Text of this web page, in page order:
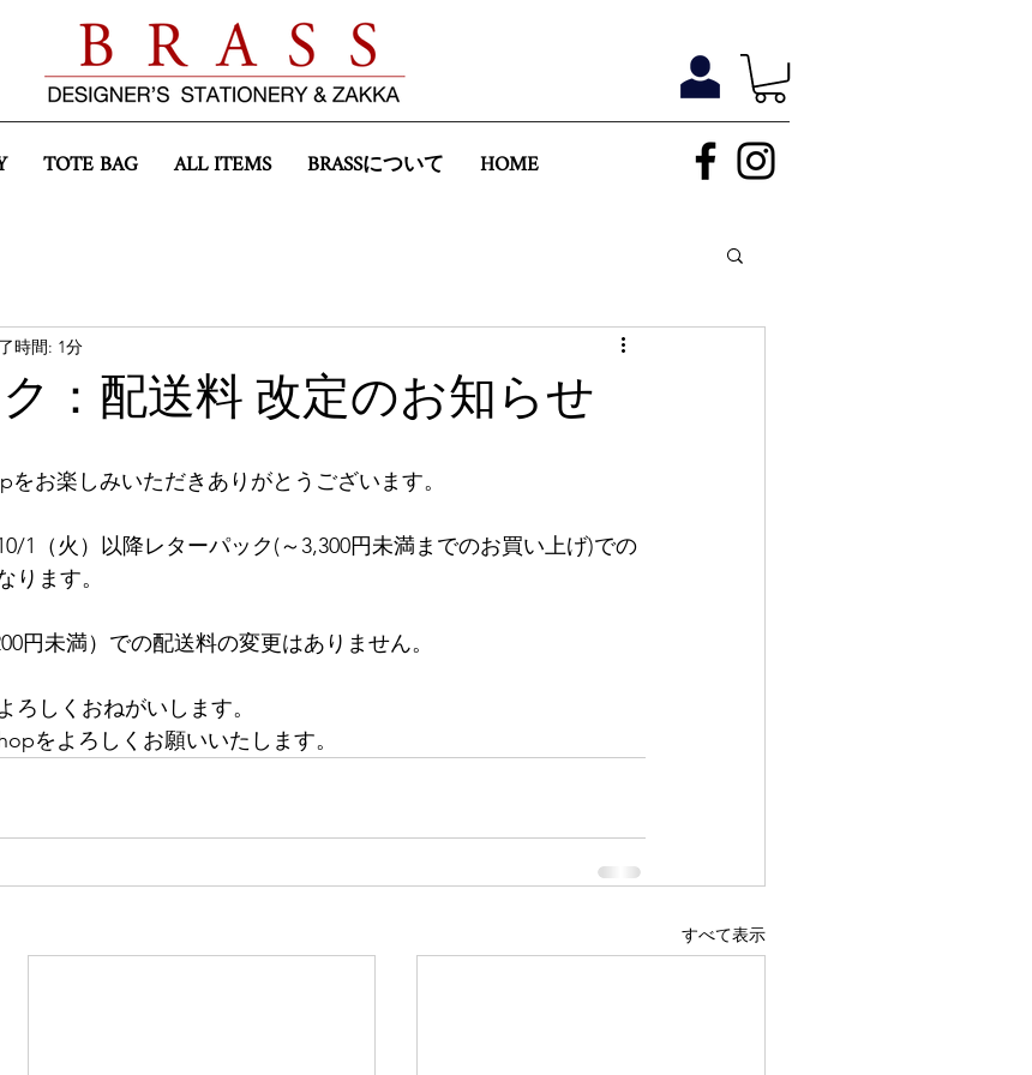
TOTE BAG ALL ITEMS BRASSについて HOME
：配送料 改定のお知らせ
時間: 1分
をお楽しみいただきありがとうございます。
1（火）以降レターパック(～3,300円未満までのお買い上げ)での
ります。
円未満）での配送料の変更はありません。
ろしくおねがいします。
をよろしくお願いいたします。
すべて表示